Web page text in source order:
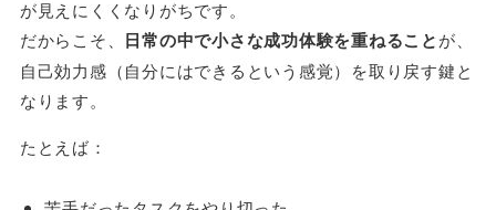
が見えにくくなりがちです。
だからこそ、 日常の中で小さな成功体験を重ねることが、
自己効力感（自分にはできるという感覚）を取り戻す鍵と
なります。
たとえば：